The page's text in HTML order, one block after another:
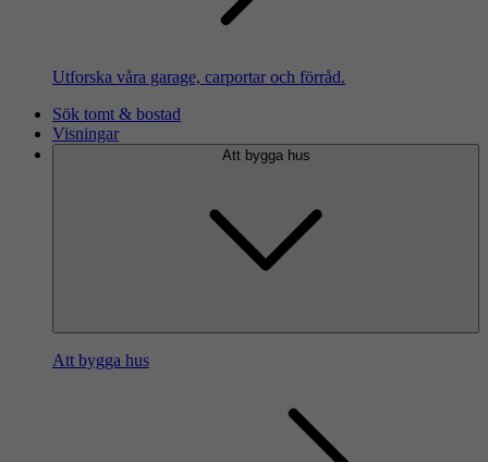
Utforska våra garage, carportar och förråd.
Sök tomt & bostad
Visningar
Att bygga hus
Att bygga hus